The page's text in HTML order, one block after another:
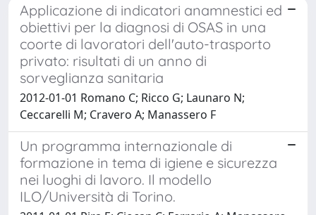
Applicazione di indicatori anamnestici ed
obiettivi per la diagnosi di OSAS in una
coorte di lavoratori dell'auto-trasporto
privato: risultati di un anno di
sorveglianza sanitaria
2012-01-01 Romano C; Ricco G; Launaro N;
Ceccarelli M; Cravero A; Manassero F
Un programma internazionale di
formazione in tema di igiene e sicurezza
nei luoghi di lavoro. Il modello
ILO/Università di Torino.